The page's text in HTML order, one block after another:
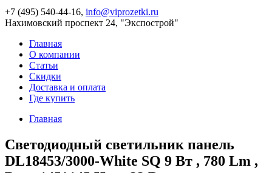
+7 (495) 540-44-16, info@viprozetki.ru
Нахимовский проспект 24, "Экспострой"
Главная
О компании
Статьи
Скидки
Доставка и оплата
Где купить
Главная
Светодиодный светильник панель
DL18453/3000-White SQ 9 Вт , 780 Lm ,